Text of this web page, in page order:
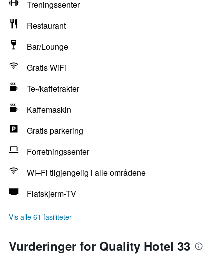
Treningssenter
Restaurant
Bar/Lounge
Gratis WiFi
Te-/kaffetrakter
Kaffemaskin
Gratis parkering
Forretningssenter
Wi–Fi tilgjengelig i alle områdene
Flatskjerm-TV
Vis alle 61 fasiliteter
Vurderinger for Quality Hotel 33